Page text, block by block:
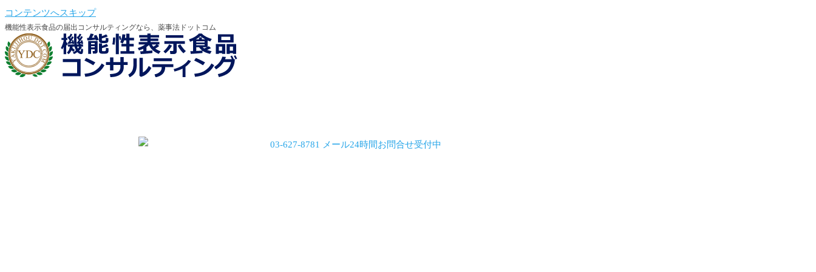
コンテンツへスキップ
機能性表示食品の届出コンサルティングなら、薬事法ドットコム